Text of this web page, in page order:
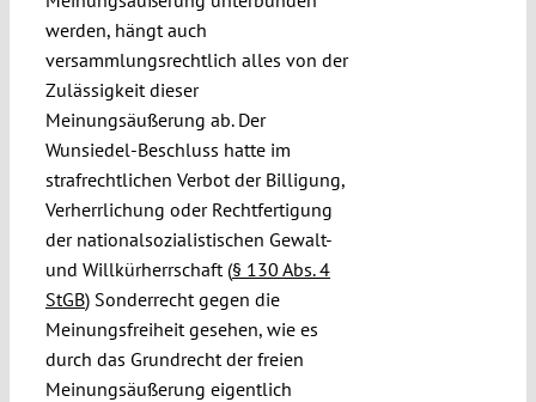
werden, hängt auch
versammlungsrechtlich alles von der
Zulässigkeit dieser
Meinungsäußerung ab. Der
Wunsiedel-Beschluss hatte im
strafrechtlichen Verbot der Billigung,
Verherrlichung oder Rechtfertigung
der nationalsozialistischen Gewalt-
und Willkürherrschaft (§ 130 Abs. 4
StGB) Sonderrecht gegen die
Meinungsfreiheit gesehen, wie es
durch das Grundrecht der freien
Meinungsäußerung eigentlich